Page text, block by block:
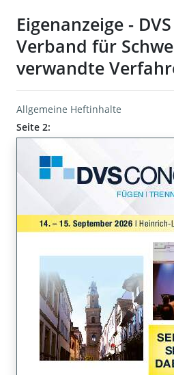
Eigenanzeige -
Verband für
verwandte
Allgemeine Heftinhalte
Seite 2: